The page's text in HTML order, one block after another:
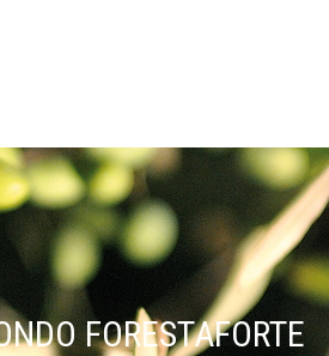
FORESTAFORTE